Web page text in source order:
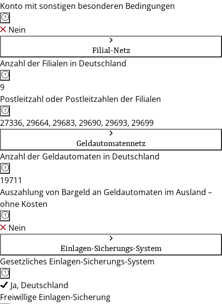
Konto mit sonstigen besonderen Bedingungen
Nein
Filial-Netz
Anzahl der Filialen in Deutschland
9
Postleitzahl oder Postleitzahlen der Filialen
27336, 29664, 29683, 29690, 29693, 29699
Geldautomatennetz
Anzahl der Geldautomaten in Deutschland
19711
Auszahlung von Bargeld an Geldautomaten im Ausland –
ohne Kosten
Nein
Einlagen-Sicherungs-System
Gesetzliches Einlagen-Sicherungs-System
Ja, Deutschland
Freiwillige Einlagen-Sicherung